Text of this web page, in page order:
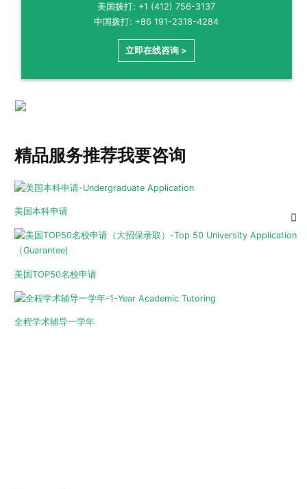
美国拨打: +1 (412) 756-3137
中国拨打: +86 191-2318-4284
立即在线咨询 >
精品服务推荐我要咨询
美国本科申请
美国TOP50名校申请
全程学术辅导一学年